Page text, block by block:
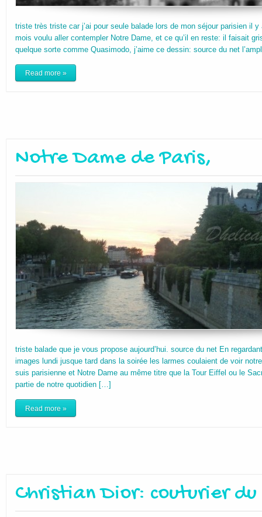
triste très triste car j’ai pour seule balade lors de mon séjour parisien il y
mois voulu aller contempler Notre Dame, et ce qu’il en reste: il faisait
quelque sorte comme Quasimodo, j’aime ce dessin: source du net
Read more »
Notre Dame de Paris,
triste balade que je vous propose aujourd’hui. source du net En
images lundi jusque tard dans la soirée les larmes coulaient de voir
suis parisienne et Notre Dame au même titre que la Tour Eiffel ou le
partie de notre quotidien […]
Read more »
Christian Dior: couturier du